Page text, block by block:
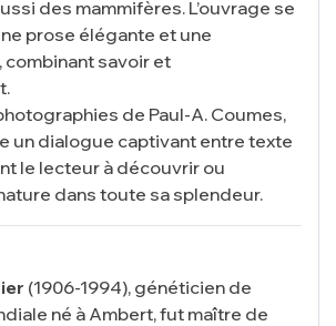
des mammifères. L’ouvrage se
prose élégante et une
combinant savoir et
de Paul-A. Coumes,
un dialogue captivant entre texte
le lecteur à découvrir ou
dans toute sa splendeur.
(1906-1994), généticien de
né à Ambert, fut maître de